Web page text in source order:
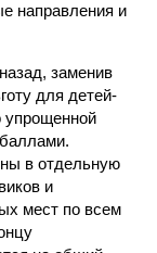
направления и
заменив
для детей-
упрощенной
в отдельную
и
мест по всем